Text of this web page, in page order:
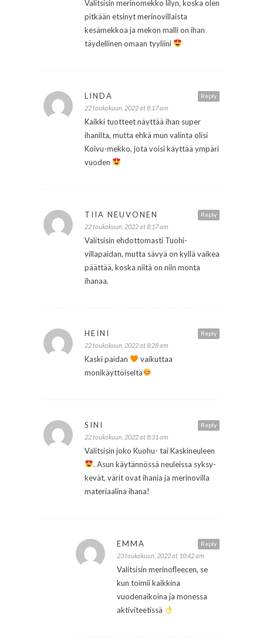
Valitsisin merinomekko lilyn, koska olen
pitkään etsinyt merinovillaista
kesämekkoa ja mekon malli on ihan
täydellinen omaan tyyliini
Reply
LINDA
22 toukokuun, 2022 at 8:17 am
Kaikki tuotteet näyttää ihan super
ihanilta, mutta ehkä mun valinta olisi
Koivu-mekko, jota voisi käyttää ympäri
vuoden
Reply
TIIA NEUVONEN
22 toukokuun, 2022 at 8:17 am
Valitsisin ehdottomasti Tuohi-
villapaidan, mutta sävyä on kyllä vaikea
päättää, koska niitä on niin monta
ihanaa.
Reply
HEINI
22 toukokuun, 2022 at 8:28 am
Kaski paidan
vaikuttaa
monikäyttöiseltä
Reply
SINI
22 toukokuun, 2022 at 8:31 am
Valitsisin joko Kuohu- tai Kaskineuleen
. Asun käytännössä neuleissa syksy-
kevät, värit ovat ihania ja merinovilla
materiaalina ihana!
Reply
EMMA
23 toukokuun, 2022 at 10:42 am
Valitsisin merinofleecen, se
kun toimii kaikkina
vuodenaikoina ja monessa
aktiviteetissä